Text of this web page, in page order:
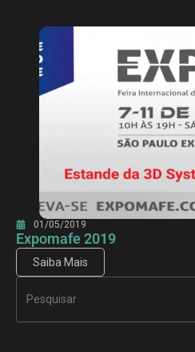
01/05/2019
Expomafe 2019
Saiba Mais